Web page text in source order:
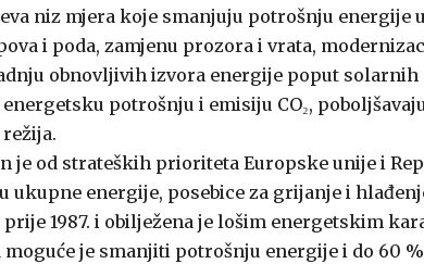
niz mjera koje smanjuju potrošnju energije
i poda, zamjenu prozora i vrata,
obnovljivih izvora energije poput solarnih
potrošnju i emisiju CO₂,
je od strateških prioriteta Europske unije i
ukupne energije, posebice za grijanje i
1987. i obilježena je lošim energetskim
je smanjiti potrošnju energije i do 60